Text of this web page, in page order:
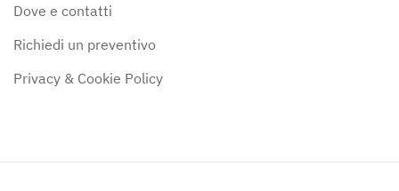
Dove e contatti
Richiedi un preventivo
Privacy & Cookie Policy